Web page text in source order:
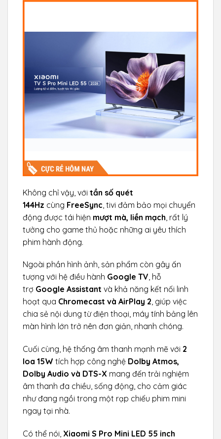
Không chỉ vậy, với tần số quét
144Hz cùng FreeSync , tivi đảm bảo mọi chuyển
động được tái hiện mượt mà, liền mạch , rất lý
tưởng cho game thủ hoặc những ai yêu thích
phim hành động.
Ngoài phần hình ảnh, sản phẩm còn gây ấn
tượng với hệ điều hành Google TV, hỗ
trợ Google Assistant và khả năng kết nối linh
hoạt qua Chromecast và AirPlay 2, giúp việc
chia sẻ nội dung từ điện thoại, máy tính bảng lên
màn hình lớn trở nên đơn giản, nhanh chóng.
Cuối cùng, hệ thống âm thanh mạnh mẽ với 2
loa 15W tích hợp công nghệ Dolby Atmos,
Dolby Audio và DTS-X mang đến trải nghiệm
âm thanh đa chiều, sống động, cho cảm giác
như đang ngồi trong một rạp chiếu phim mini
ngay tại nhà.
Có thể nói, Xiaomi S Pro Mini LED 55 inch